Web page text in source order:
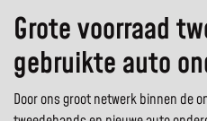
Grote voorraad
gebruikte auto
Door ons groot netwerk binnen de